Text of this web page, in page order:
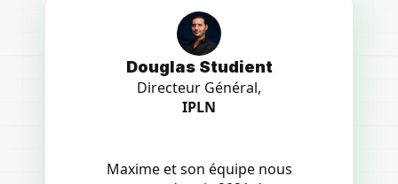
Douglas Studient
Directeur Général,
IPLN
Maxime et son équipe nous